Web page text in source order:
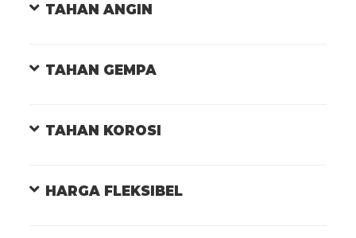
TAHAN ANGIN
TAHAN GEMPA
TAHAN KOROSI
HARGA FLEKSIBEL